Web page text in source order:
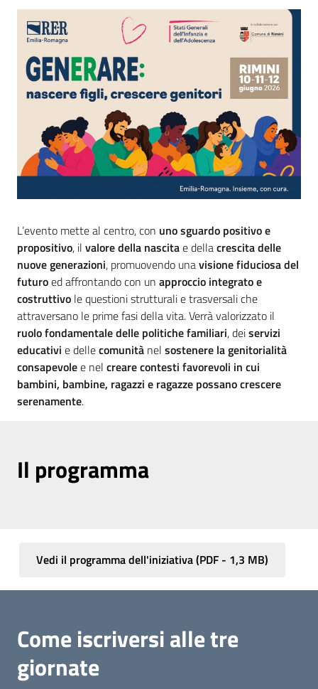
Servizi
Leggi Atti Bandi
Piani Programmi
Progetti
L’evento mette al centro, con uno sguardo positivo e
propositivo, il valore della nascitae dellacrescita delle
nuove generazioni, promuovendo unavisione fiduciosa del
futuroed affrontando con un approccio integrato e
costruttivo le questioni strutturali e trasversali che
attraversano le prime fasi della vita. Verrà valorizzato il
ruolo fondamentale delle politiche familiari, deiservizi
educativi e dellecomunità nel sostenere la genitorialità
consapevolee nel creare contesti favorevoli in cui
bambini, bambine, ragazzi e ragazze possano crescere
serenamente.
Il programma
Vedi il programma dell'iniziativa(PDF - 1,3 MB)
Come iscriversi alle tre
giornate